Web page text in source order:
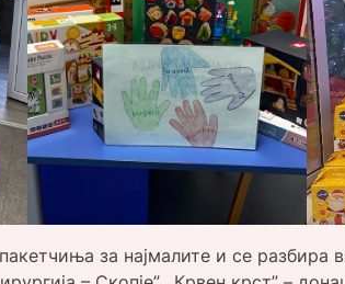
за најмалите и се разбира